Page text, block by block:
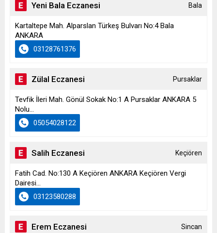
Yeni Bala Eczanesi Bala
Kartaltepe Mah. Alparslan Türkeş Bulvarı No:4 Bala
ANKARA
03128761376
Zülal Eczanesi Pursaklar
Tevfik İleri Mah. Gönül Sokak No:1 A Pursaklar ANKARA 5
Nolu...
05054028122
Salih Eczanesi Keçiören
Fatih Cad. No:130 A Keçiören ANKARA Keçiören Vergi
Dairesi...
03123580288
Erem Eczanesi Sincan